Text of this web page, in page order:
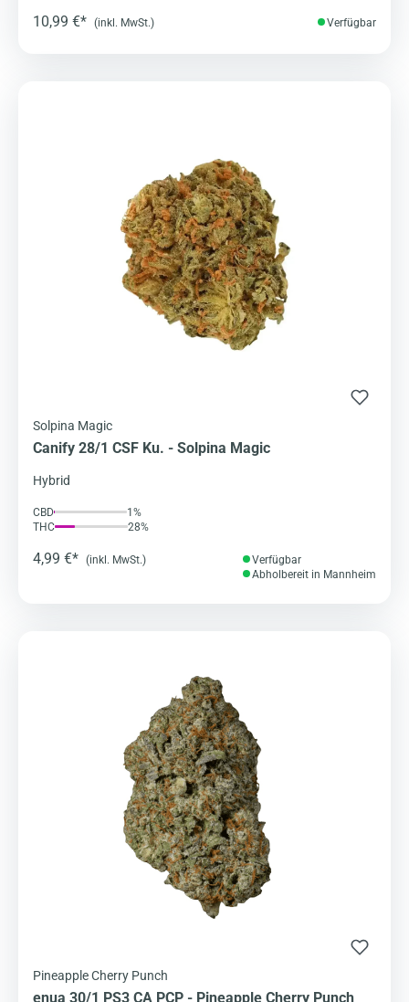
10,99 €* (inkl. MwSt.) Verfügbar
Solpina Magic
Canify 28/1 CSF Ku. - Solpina Magic
Hybrid
CBD
1%
THC
28%
4,99 €* (inkl. MwSt.)
Verfügbar
Abholbereit in Mannheim
Pineapple Cherry Punch
enua 30/1 PS3 CA PCP - Pineapple Cherry Punch